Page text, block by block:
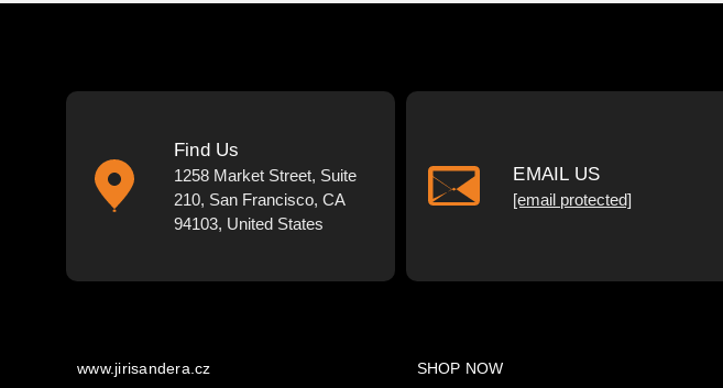
Find Us
1258 Market Street, Suite
210, San Francisco, CA
94103, United States
EMAIL US
[email protected]
www.jirisandera.cz SHOP NOW